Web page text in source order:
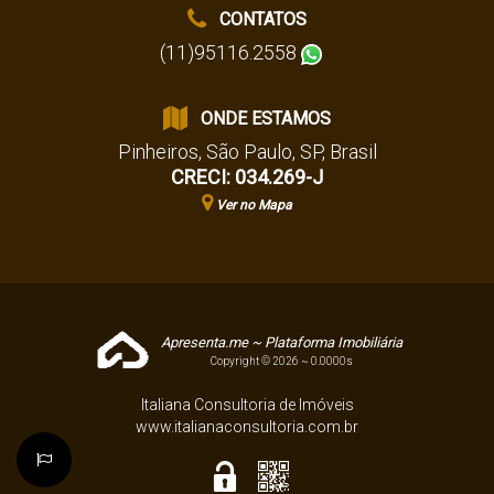
CONTATOS
(11)95116.2558
ONDE ESTAMOS
Pinheiros, São Paulo, SP, Brasil
CRECI: 034.269-J
Ver no Mapa
Apresenta.me ~ Plataforma Imobiliária
Copyright © 2026 ~ 0.0000s
Italiana Consultoria de Imóveis
www.italianaconsultoria.com.br